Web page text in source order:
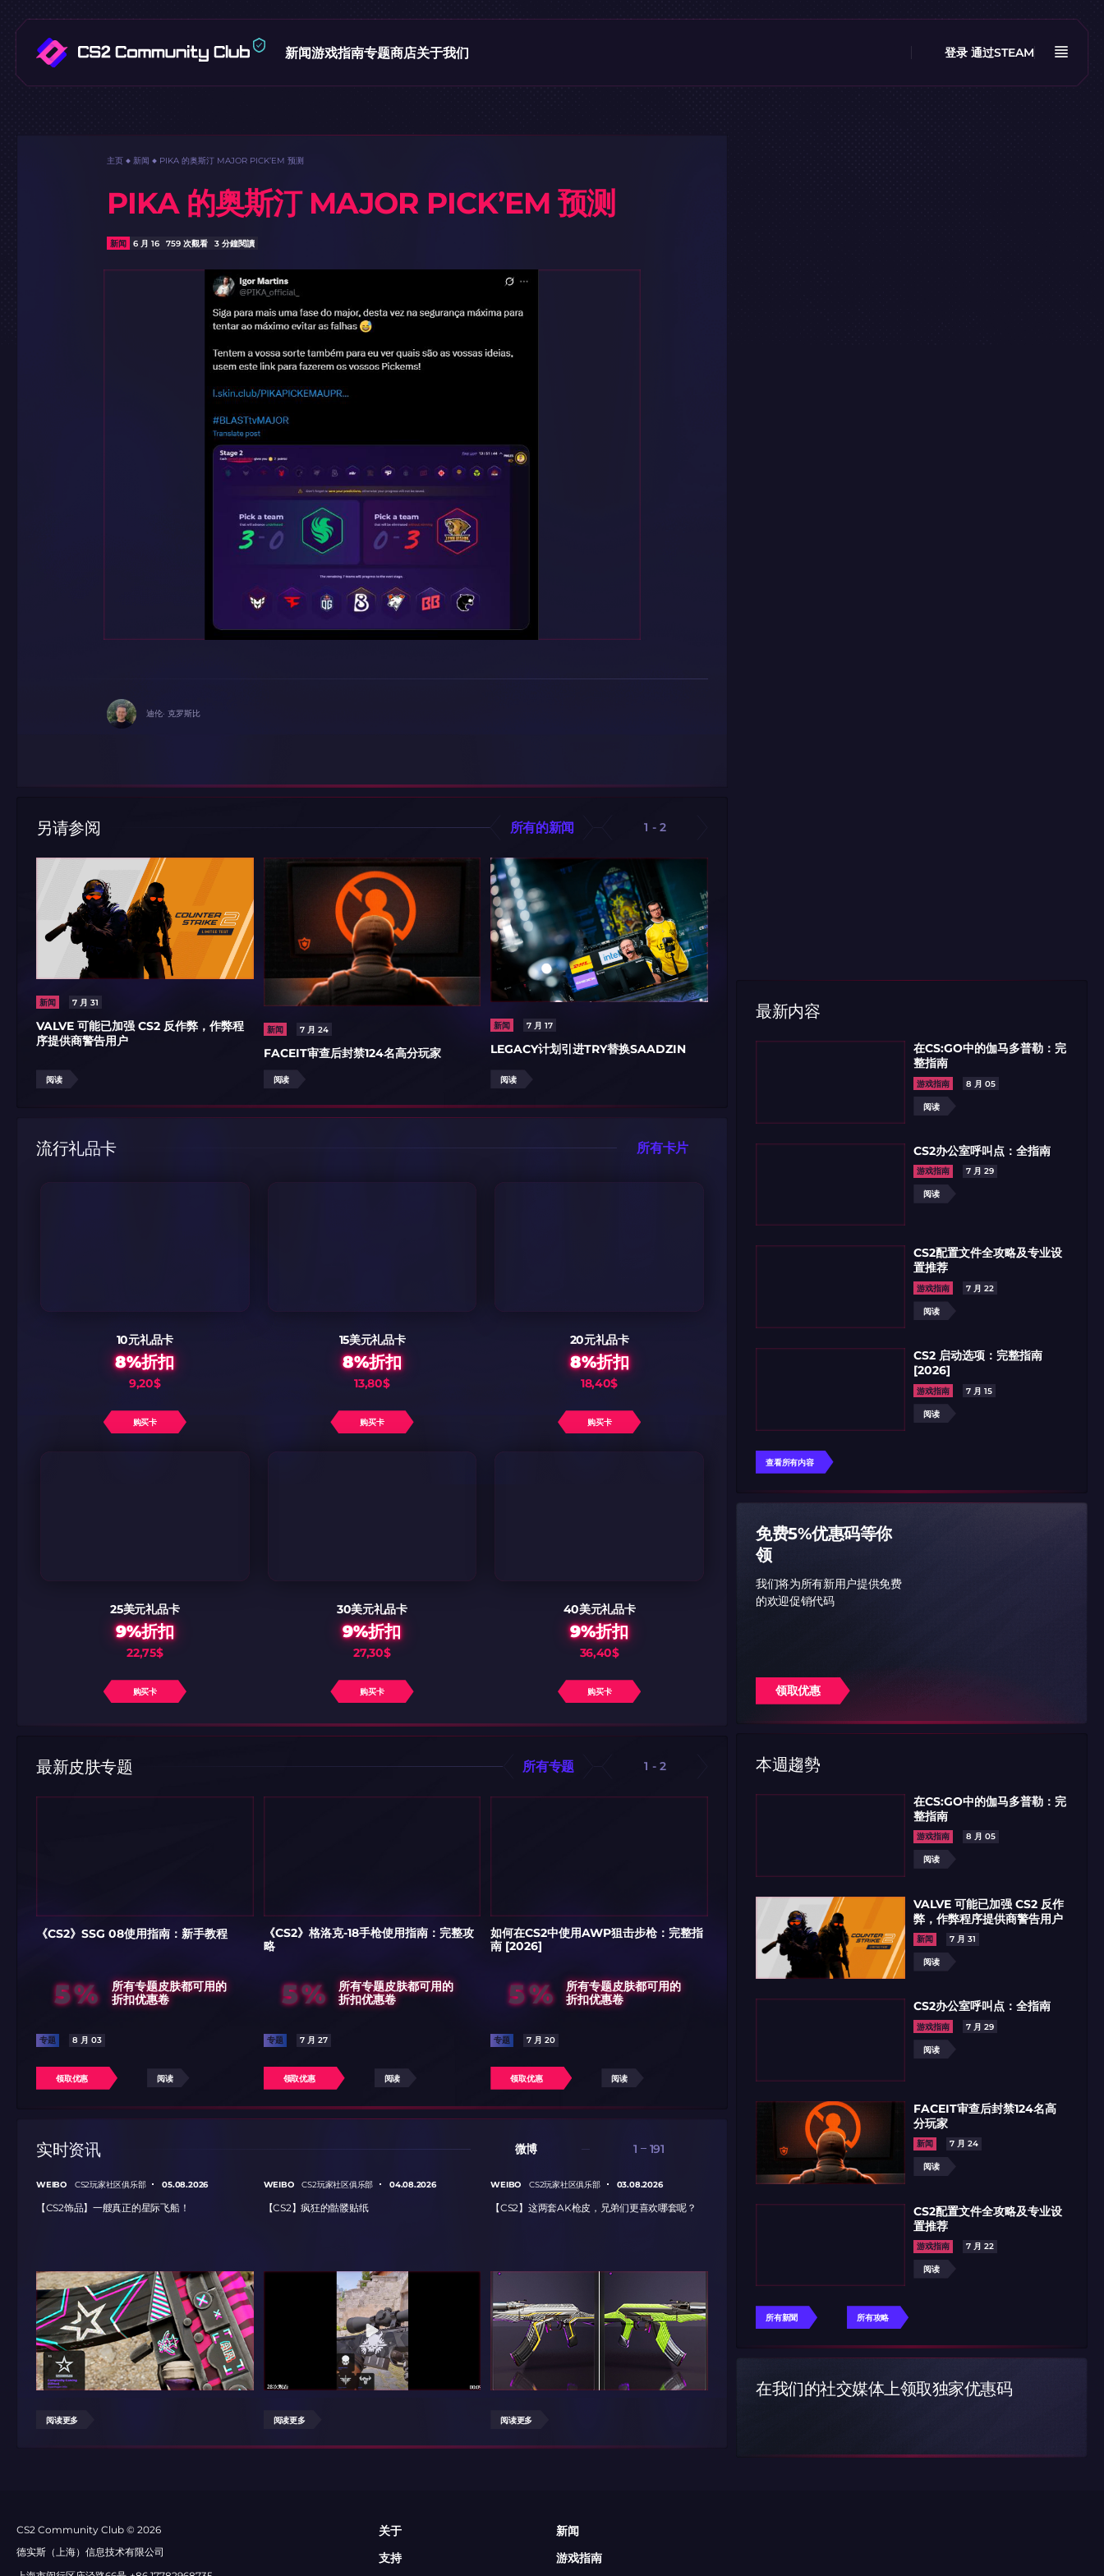
新闻游戏指南专题商店关于我们 登录 通过STEAM
2024LONG
CS2CODES.CN社区与电子竞技
主页 新闻 PIKA 的奥斯汀 MAJOR PICK’EM 预测
PIKA 的奥斯汀 MAJOR PICK’EM 预测
新闻 6 月 16 759 次觀看 3 分鐘閱讀
迪伦· 克罗斯比
另请参阅 所有的新闻 1 - 2
新闻 7 月 31
VALVE 可能已加强 CS2 反作弊，作弊程
序提供商警告用户
阅读
新闻 7 月 24
FACEIT审查后封禁124名高分玩家
阅读
新闻 7 月 17
LEGACY计划引进TRY替换SAADZIN
阅读
7 月 10
赛季EVP奖项榜
阅读
流行礼品卡 所有卡片
10元礼品卡
8%折扣
9,20$
购买卡
15美元礼品卡
8%折扣
13,80$
购买卡
20元礼品卡
8%折扣
18,40$
购买卡
25美元礼品卡
9%折扣
22,75$
购买卡
30美元礼品卡
9%折扣
27,30$
购买卡
40美元礼品卡
9%折扣
36,40$
购买卡
最新皮肤专题 所有专题 1 - 2
《CS2》SSG 08使用指南：新手教程
5%
所有专题皮肤都可用的
折扣优惠卷
专题 8 月 03
领取优惠 阅读
《CS2》格洛克-18手枪使用指南：完整攻
略
5%
所有专题皮肤都可用的
折扣优惠卷
专题 7 月 27
领取优惠 阅读
如何在CS2中使用AWP狙击步枪：完整指
南 [2026]
5%
所有专题皮肤都可用的
折扣优惠卷
专题 7 月 20
领取优惠 阅读
《CS2》贴花：购买前你需要了解的内容
5%
折扣优惠卷
所有CS:GO/CS2作战列表
5%
折扣优惠卷
实时资讯 微博 1 191
WEIBO CS2玩家社区俱乐部 05.08.2026
【CS2饰品】一艘真正的星际飞船！
阅读更多
WEIBO CS2玩家社区俱乐部 04.08.2026
【CS2】疯狂的骷髅贴纸
阅读更多
WEIBO CS2玩家社区俱乐部 03.08.2026
【CS2】这两套AK枪皮，兄弟们更喜欢哪套呢？
阅读更多
CS2玩家社区俱乐部 01.08.2026
【CS2饰品】紫蓝经典二选一，你会选哪套呢？ 【CS2饰品】请从夯到拉给这套贴纸
最新内容
在CS:GO中的伽马多普勒：完
整指南
游戏指南
8 月 05
阅读
CS2办公室呼叫点：全指南
游戏指南
7 月 29
阅读
CS2配置文件全攻略及专业设
置推荐
游戏指南
7 月 22
阅读
CS2 启动选项：完整指南
[2026]
游戏指南
7 月 15
阅读
查看所有内容
免费5%优惠码等你
领
我们将为所有新用户提供免费
的欢迎促销代码
领取优惠
本週趨勢
在CS:GO中的伽马多普勒：完
整指南
游戏指南
8 月 05
阅读
VALVE 可能已加强 CS2 反作
弊，作弊程序提供商警告用户
新闻
7 月 31
阅读
CS2办公室呼叫点：全指南
游戏指南
7 月 29
阅读
FACEIT审查后封禁124名高
分玩家
新闻
7 月 24
阅读
CS2配置文件全攻略及专业设
置推荐
游戏指南
7 月 22
阅读
所有新聞 所有攻略
在我们的社交媒体上领取独家优惠码
СS2 Community Club © 2026
德实斯（上海）信息技术有限公司
关于
新闻
支持
游戏指南